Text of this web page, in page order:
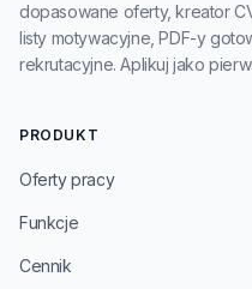
dopasowane oferty, kreator
listy motywacyjne, PDF-y
rekrutacyjne. Aplikuj jako
PRODUKT
Oferty pracy
Funkcje
Cennik